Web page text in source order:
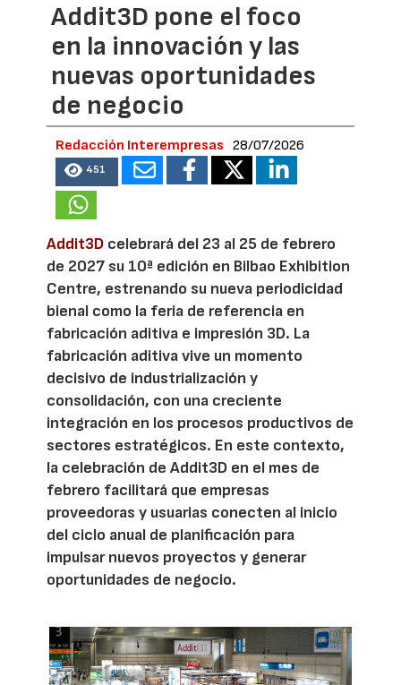
Addit3D pone el foco
en la innovación y las
nuevas oportunidades
de negocio
Redacción Interempresas 28/07/2026
451
Addit3D celebrará del 23 al 25 de febrero
de 2027 su 10ª edición en Bilbao Exhibition
Centre, estrenando su nueva periodicidad
bienal como la feria de referencia en
fabricación aditiva e impresión 3D. La
fabricación aditiva vive un momento
decisivo de industrialización y
consolidación, con una creciente
integración en los procesos productivos de
sectores estratégicos. En este contexto,
la celebración de Addit3D en el mes de
febrero facilitará que empresas
proveedoras y usuarias conecten al inicio
del ciclo anual de planificación para
impulsar nuevos proyectos y generar
oportunidades de negocio.